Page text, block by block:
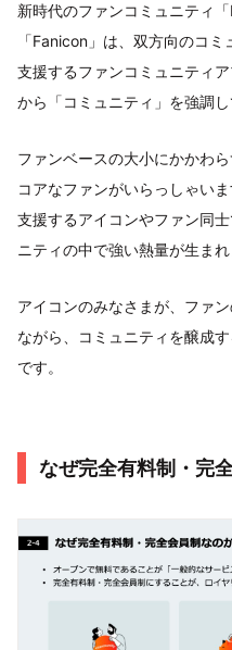
新時代のファンコミュニティ
「Fanicon」は、双方向のコ
支援するファンコミュニティ
から「コミュニティ」を強調し
ファンベースの大小にかかわ
コアなファンがいらっしゃい
支援するアイコンやファン同
ニティの中で強い熱量が生まれ
アイコンのみなさまが、ファ
ながら、コミュニティを醸成
です。
なぜ完全有料制・完